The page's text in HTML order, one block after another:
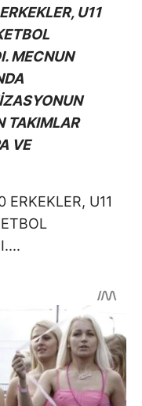
U11
MECNUN
TAKIMLAR
VE